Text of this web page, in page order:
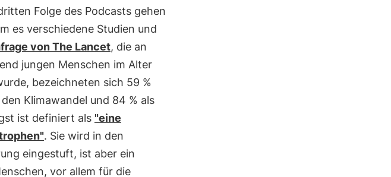
Folge des Podcasts gehen
es verschiedene Studien und
von The Lancet, die an
jungen Menschen im Alter
bezeichneten sich 59 %
Klimawandel und 84 % als
ist definiert als "eine
. Sie wird in den
eingestuft, ist aber ein
vor allem für die